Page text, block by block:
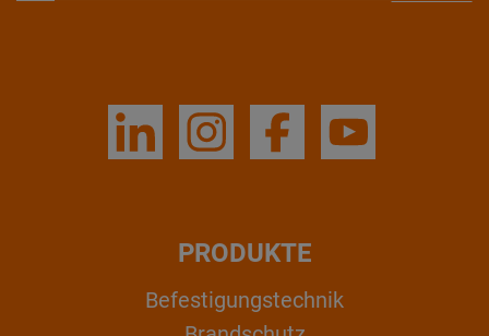
PRODUKTE
Befestigungstechnik